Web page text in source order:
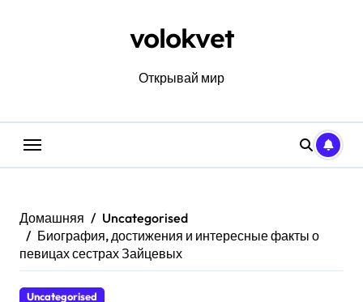
volokvet
Открывай мир
Домашняя
Uncategorised
Биография, достижения и интересные факты о
певицах сестрах Зайцевых
Uncategorised